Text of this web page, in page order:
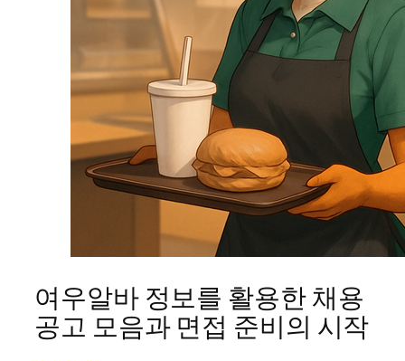
여우알바 정보를 활용한 채용
공고 모음과 면접 준비의 시작